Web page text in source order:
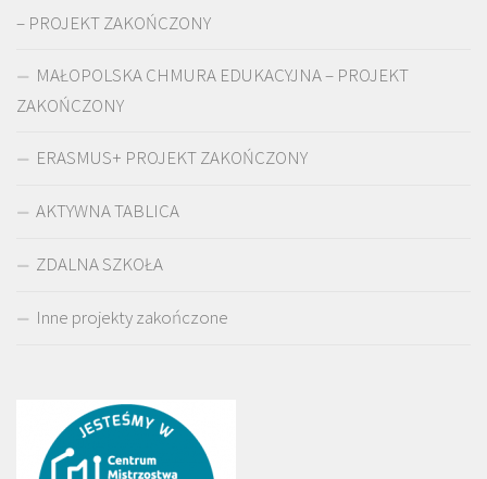
– PROJEKT ZAKOŃCZONY
MAŁOPOLSKA CHMURA EDUKACYJNA – PROJEKT
ZAKOŃCZONY
ERASMUS+ PROJEKT ZAKOŃCZONY
AKTYWNA TABLICA
ZDALNA SZKOŁA
Inne projekty zakończone